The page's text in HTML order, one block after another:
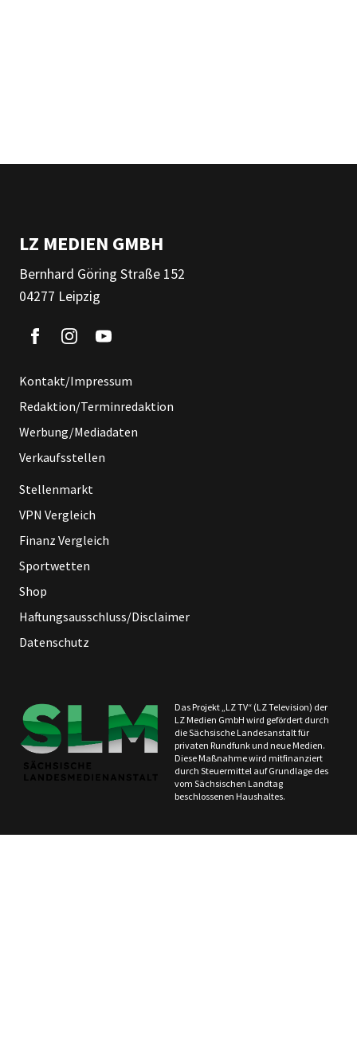
LZ MEDIEN GMBH
Bernhard Göring Straße 152
04277 Leipzig
Kontakt/Impressum
Redaktion/Terminredaktion
Werbung/Mediadaten
Verkaufsstellen
Stellenmarkt
VPN Vergleich
Finanz Vergleich
Sportwetten
Shop
Haftungsausschluss/Disclaimer
Datenschutz
Das Projekt „LZ TV“ (LZ Television) der
LZ Medien GmbH wird gefördert durch
die Sächsische Landesanstalt für
privaten Rundfunk und neue Medien.
Diese Maßnahme wird mitfinanziert
durch Steuermittel auf Grundlage des
vom Sächsischen Landtag
beschlossenen Haushaltes.